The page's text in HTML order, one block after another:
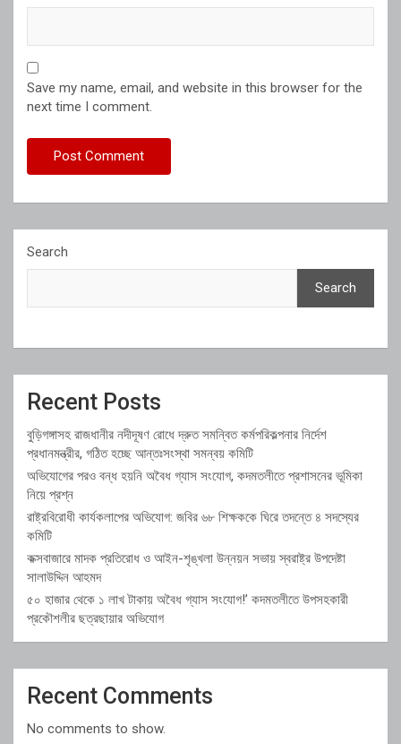
Save my name, email, and website in this browser for the
next time I comment.
Search
Search
Recent Posts
বুড়িগঙ্গাসহ রাজধানীর নদীদূষণ রোধে দ্রুত সমন্বিত কর্মপরিকল্পনার নির্দেশ
প্রধানমন্ত্রীর, গঠিত হচ্ছে আন্তঃসংস্থা সমন্বয় কমিটি
অভিযোগের পরও বন্ধ হয়নি অবৈধ গ্যাস সংযোগ, কদমতলীতে প্রশাসনের ভূমিকা
নিয়ে প্রশ্ন
রাষ্ট্রবিরোধী কার্যকলাপের অভিযোগ: জবির ৬৮ শিক্ষককে ঘিরে তদন্তে ৪ সদস্যের
কমিটি
কক্সবাজারে মাদক প্রতিরোধ ও আইন-শৃঙ্খলা উন্নয়ন সভায় স্বরাষ্ট্র উপদেষ্টা
সালাউদ্দিন আহমদ
৫০ হাজার থেকে ১ লাখ টাকায় অবৈধ গ্যাস সংযোগ!’ কদমতলীতে উপসহকারী
প্রকৌশলীর ছত্রছায়ার অভিযোগ
Recent Comments
No comments to show.